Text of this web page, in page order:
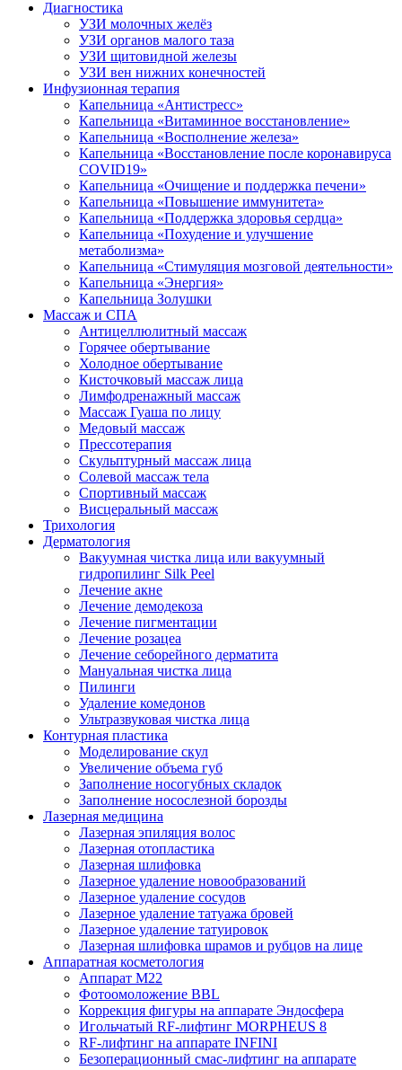
Диагностика
УЗИ молочных желёз
УЗИ органов малого таза
УЗИ щитовидной железы
УЗИ вен нижних конечностей
Инфузионная терапия
Капельница «Антистресс»
Капельница «Витаминное восстановление»
Капельница «Восполнение железа»
Капельница «Восстановление после коронавируса
COVID19»
Капельница «Очищение и поддержка печени»
Капельница «Повышение иммунитета»
Капельница «Поддержка здоровья сердца»
Капельница «Похудение и улучшение
метаболизма»
Капельница «Стимуляция мозговой деятельности»
Капельница «Энергия»
Капельница Золушки
Массаж и СПА
Антицеллюлитный массаж
Горячее обертывание
Холодное обертывание
Кисточковый массаж лица
Лимфодренажный массаж
Массаж Гуаша по лицу
Медовый массаж
Прессотерапия
Скульптурный массаж лица
Солевой массаж тела
Спортивный массаж
Висцеральный массаж
Трихология
Дерматология
Вакуумная чистка лица или вакуумный
гидропилинг Silk Peel
Лечение акне
Лечение демодекоза
Лечение пигментации
Лечение розацеа
Лечение себорейного дерматита
Мануальная чистка лица
Пилинги
Удаление комедонов
Ультразвуковая чистка лица
Контурная пластика
Моделирование скул
Увеличение объема губ
Заполнение носогубных складок
Заполнение носослезной борозды
Лазерная медицина
Лазерная эпиляция волос
Лазерная отопластика
Лазерная шлифовка
Лазерное удаление новообразований
Лазерное удаление сосудов
Лазерное удаление татуажа бровей
Лазерное удаление татуировок
Лазерная шлифовка шрамов и рубцов на лице
Аппаратная косметология
Аппарат M22
Фотоомоложение BBL
Коррекция фигуры на аппарате Эндосфера
Игольчатый RF-лифтинг MORPHEUS 8
RF-лифтинг на аппарате INFINI
Безоперационный смас-лифтинг на аппарате